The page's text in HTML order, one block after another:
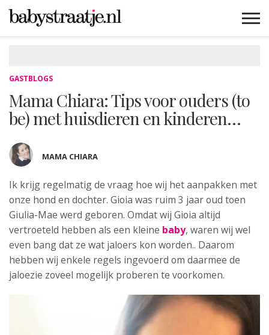
GASTBLOGS
Mama Chiara: Tips voor ouders (to
be) met huisdieren en kinderen…
MAMA CHIARA
Ik krijg regelmatig de vraag hoe wij het aanpakken met
onze hond en dochter. Gioia was ruim 3 jaar oud toen
Giulia-Mae werd geboren. Omdat wij Gioia altijd
vertroeteld hebben als een kleine baby, waren wij wel
even bang dat ze wat jaloers kon worden.. Daarom
hebben wij enkele regels ingevoerd om daarmee de
jaloezie zoveel mogelijk proberen te voorkomen.